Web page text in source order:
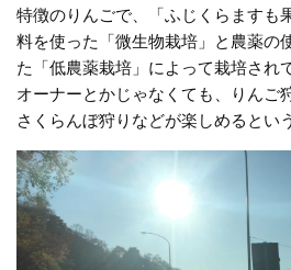
特徴のりんごで、「ふじくらますも
料を使った「微生物栽培」と農薬の
た「低農薬栽培」によって栽培され
オーナーとかじゃなくても、りんご
さくらんぼ狩りなどが楽しめるとい